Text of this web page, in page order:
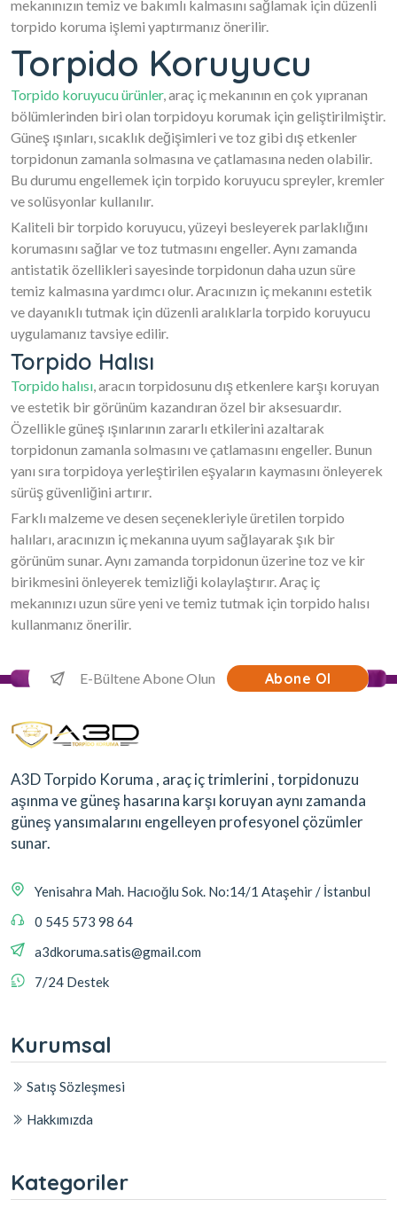
mekanınızın temiz ve bakımlı kalmasını sağlamak için düzenli
torpido koruma işlemi yaptırmanız önerilir.
Torpido Koruyucu
Torpido koruyucu ürünler, araç iç mekanının en çok yıpranan
bölümlerinden biri olan torpidoyu korumak için geliştirilmiştir.
Güneş ışınları, sıcaklık değişimleri ve toz gibi dış etkenler
torpidonun zamanla solmasına ve çatlamasına neden olabilir.
Bu durumu engellemek için torpido koruyucu spreyler, kremler
ve solüsyonlar kullanılır.
Kaliteli bir torpido koruyucu, yüzeyi besleyerek parlaklığını
korumasını sağlar ve toz tutmasını engeller. Aynı zamanda
antistatik özellikleri sayesinde torpidonun daha uzun süre
temiz kalmasına yardımcı olur. Aracınızın iç mekanını estetik
ve dayanıklı tutmak için düzenli aralıklarla torpido koruyucu
uygulamanız tavsiye edilir.
Torpido Halısı
Torpido halısı, aracın torpidosunu dış etkenlere karşı koruyan
ve estetik bir görünüm kazandıran özel bir aksesuardır.
Özellikle güneş ışınlarının zararlı etkilerini azaltarak
torpidonun zamanla solmasını ve çatlamasını engeller. Bunun
yanı sıra torpidoya yerleştirilen eşyaların kaymasını önleyerek
sürüş güvenliğini artırır.
Farklı malzeme ve desen seçenekleriyle üretilen torpido
halıları, aracınızın iç mekanına uyum sağlayarak şık bir
görünüm sunar. Aynı zamanda torpidonun üzerine toz ve kir
birikmesini önleyerek temizliği kolaylaştırır. Araç iç
mekanınızı uzun süre yeni ve temiz tutmak için torpido halısı
kullanmanız önerilir.
Abone Ol
A3D Torpido Koruma , araç iç trimlerini , torpidonuzu
aşınma ve güneş hasarına karşı koruyan aynı zamanda
güneş yansımalarını engelleyen profesyonel çözümler
sunar.
Yenisahra Mah. Hacıoğlu Sok. No:14/1 Ataşehir / İstanbul
0 545 573 98 64
a3dkoruma.satis@gmail.com
7/24 Destek
Kurumsal
Satış Sözleşmesi
Hakkımızda
Kategoriler